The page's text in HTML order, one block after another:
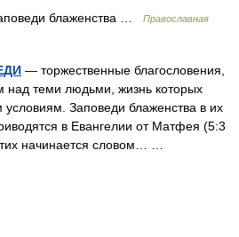
блаженства …
Православная
— торжественные благословения,
над теми людьми, жизнь которых
Заповеди блаженства в их
в Евангелии от Матфея (5:3
начинается словом… …